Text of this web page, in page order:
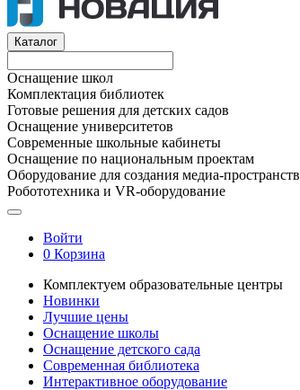
Каталог
Оснащение школ
Комплектация библиотек
Готовые решения для детских садов
Оснащение университетов
Современные школьные кабинеты
Оснащение по национальным проектам
Оборудование для создания медиа-пространств
Робототехника и VR-оборудование
Войти
0 Корзина
Комплектуем образовательные центры
Новинки
Лучшие цены
Оснащение школы
Оснащение детского сада
Современная библиотека
Интерактивное оборудование